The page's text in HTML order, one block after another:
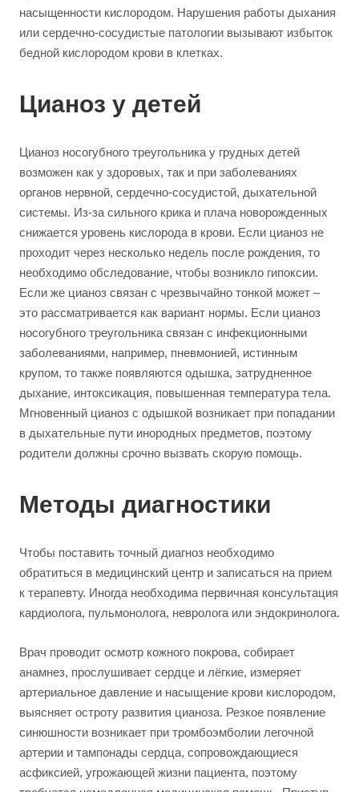
насыщенности кислородом. Нарушения работы дыхания
или сердечно-сосудистые патологии вызывают избыток
бедной кислородом крови в клетках.
Цианоз у детей
Цианоз носогубного треугольника у грудных детей
возможен как у здоровых, так и при заболеваниях
органов нервной, сердечно-сосудистой, дыхательной
системы. Из-за сильного крика и плача новорожденных
снижается уровень кислорода в крови. Если цианоз не
проходит через несколько недель после рождения, то
необходимо обследование, чтобы возникло гипоксии.
Если же цианоз связан с чрезвычайно тонкой может –
это рассматривается как вариант нормы. Если цианоз
носогубного треугольника связан с инфекционными
заболеваниями, например, пневмонией, истинным
крупом, то также появляются одышка, затрудненное
дыхание, интоксикация, повышенная температура тела.
Мгновенный цианоз с одышкой возникает при попадании
в дыхательные пути инородных предметов, поэтому
родители должны срочно вызвать скорую помощь.
Методы диагностики
Чтобы поставить точный диагноз необходимо
обратиться в медицинский центр и записаться на прием
к терапевту. Иногда необходима первичная консультация
кардиолога, пульмонолога, невролога или эндокринолога.
Врач проводит осмотр кожного покрова, собирает
анамнез, прослушивает сердце и лёгкие, измеряет
артериальное давление и насыщение крови кислородом,
выясняет остроту развития цианоза. Резкое появление
синюшности возникает при тромбоэмболии легочной
артерии и тампонады сердца, сопровождающиеся
асфиксией, угрожающей жизни пациента, поэтому